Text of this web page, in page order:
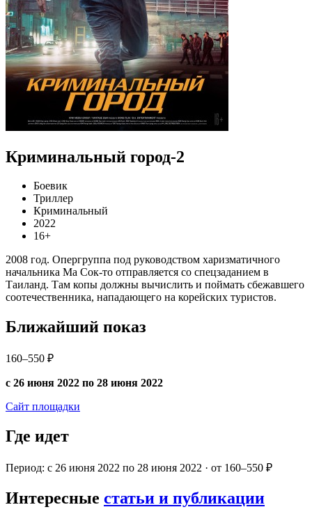
Криминальный город-2
Боевик
Триллер
Криминальный
2022
16+
2008 год. Опергруппа под руководством харизматичного
начальника Ма Сок-то отправляется со спецзаданием в
Таиланд. Там копы должны вычислить и поймать сбежавшего
соотечественника, нападающего на корейских туристов.
Ближайший показ
160–550 ₽
с 26 июня 2022 по 28 июня 2022
Сайт площадки
Где идет
Период: с 26 июня 2022 по 28 июня 2022 · от 160–550 ₽
Интересные статьи и публикации